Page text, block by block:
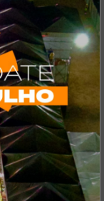
Campos